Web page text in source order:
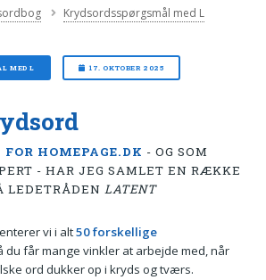
Krydsordsspørgsmål med L
MED L 17. OKTOBER 2025
HOMEPAGE.DK - OG SOM
- HAR JEG SAMLET EN RÆKKE
LEDETRÅDEN LATENT
vi i alt50 forskellige
du får mange vinkler at arbejde med, når
ord dukker op i kryds og tværs.